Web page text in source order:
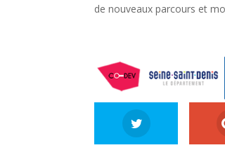
de nouveaux parcours et